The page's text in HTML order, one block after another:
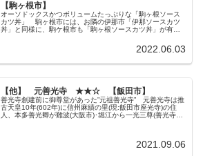
【駒ヶ根市】
オーソドックスかつボリュームたっぷりな「駒ヶ根ソース
カツ丼」 駒ヶ根市には、お隣の伊那市「伊那ソースカツ
丼」と同様に、駒ケ根市も「駒ヶ根ソースカツ丼」が有名
2022.06.03
【他】 元善光寺 ★★☆ 【飯田市】
善光寺創建前に御尊堂があった”元祖善光寺” 元善光寺は推
古天皇10年(602年)に信州麻績の里(現:飯田市座光寺)の住
人、本多善光卿が難波(大阪市)･堀江から一光三尊(善光寺如
2021.09.06